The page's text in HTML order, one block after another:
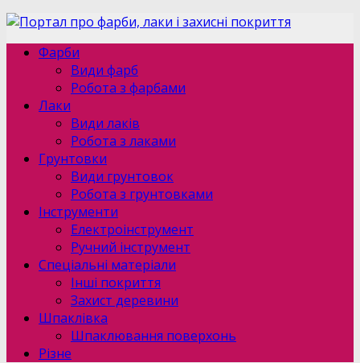
Фарби
Види фарб
Робота з фарбами
Лаки
Види лаків
Робота з лаками
Грунтовки
Види грунтовок
Робота з грунтовками
Інструменти
Електроінструмент
Ручний інструмент
Спеціальні матеріали
Інші покриття
Захист деревини
Шпаклівка
Шпаклювання поверхонь
Різне